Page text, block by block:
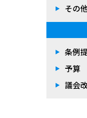
その
条例
予算
議会